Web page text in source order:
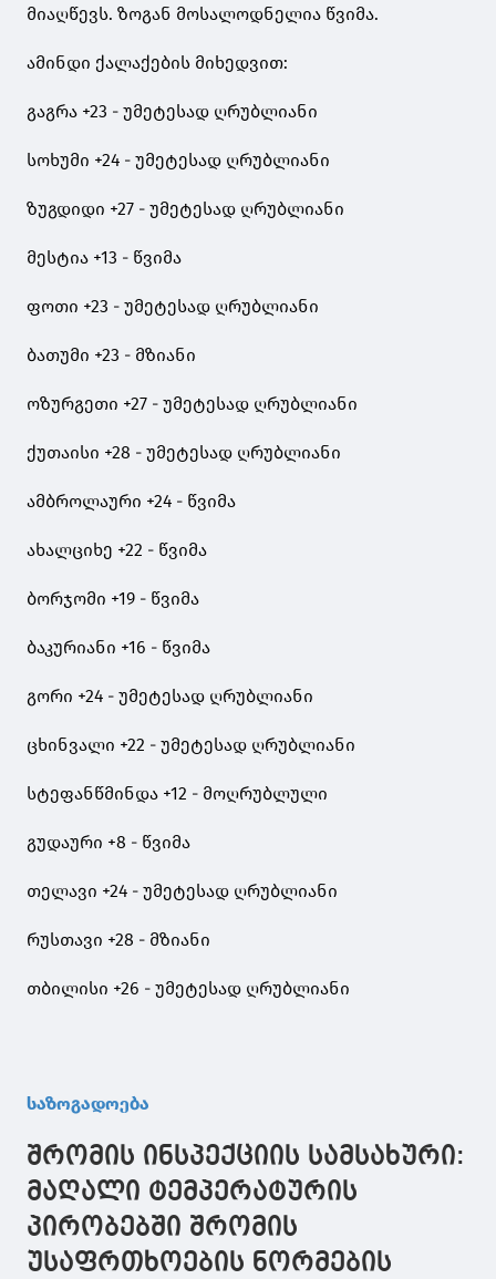
მიაღწევს. ზოგან მოსალოდნელია წვიმა.
ამინდი ქალაქების მიხედვით:
გაგრა +23 - უმეტესად ღრუბლიანი
სოხუმი +24 - უმეტესად ღრუბლიანი
ზუგდიდი +27 - უმეტესად ღრუბლიანი
მესტია +13 - წვიმა
ფოთი +23 - უმეტესად ღრუბლიანი
ბათუმი +23 - მზიანი
ოზურგეთი +27 - უმეტესად ღრუბლიანი
ქუთაისი +28 - უმეტესად ღრუბლიანი
ამბროლაური +24 - წვიმა
ახალციხე +22 - წვიმა
ბორჯომი +19 - წვიმა
ბაკურიანი +16 - წვიმა
გორი +24 - უმეტესად ღრუბლიანი
ცხინვალი +22 - უმეტესად ღრუბლიანი
სტეფანწმინდა +12 - მოღრუბლული
გუდაური +8 - წვიმა
თელავი +24 - უმეტესად ღრუბლიანი
რუსთავი +28 - მზიანი
თბილისი +26 - უმეტესად ღრუბლიანი
საზოგადოება
შრომის ინსპექციის სამსახური:
მაღალი ტემპერატურის
პირობებში შრომის
უსაფრთხოების ნორმების